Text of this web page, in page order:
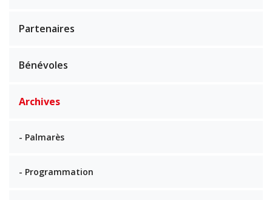
Partenaires
Bénévoles
Archives
- Palmarès
- Programmation